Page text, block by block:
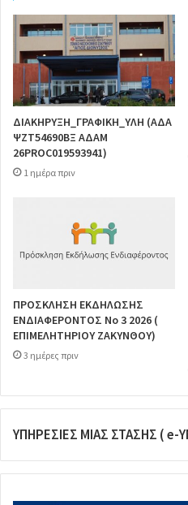
ΔΙΑΚΗΡΥΞΗ_ΓΡΑΦΙΚΗ_ΥΛΗ (ΑΔΑ
ΨΖΤ54690ΒΞ ΑΔΑΜ
26PROC019593941)
1 ημέρα πριν
ΠΡΟΣΚΛΗΣΗ ΕΚΔΗΛΩΣΗΣ
ΕΝΔΙΑΦΕΡΟΝΤΟΣ Νο 3 2026 (
ΕΠΙΜΕΛΗΤΗΡΙΟΥ ΖΑΚΥΝΘΟΥ)
3 ημέρες πριν
ΥΠΗΡΕΣΙΕΣ ΜΙΑΣ ΣΤΑΣΗΣ ( e-